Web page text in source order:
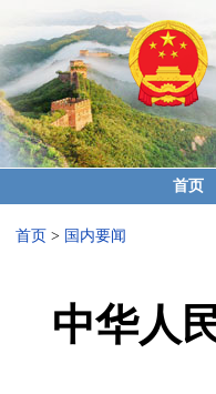
首页
首页 > 国内要闻
中华人